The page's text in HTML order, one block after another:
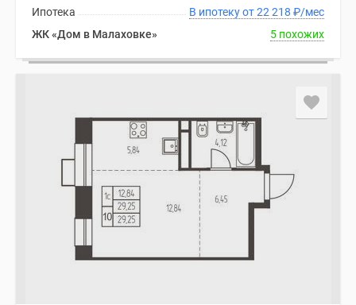
В ипотеку от 22 218 ₽/мес
Ипотека
ЖК «Дом в Малаховке»
5 похожих